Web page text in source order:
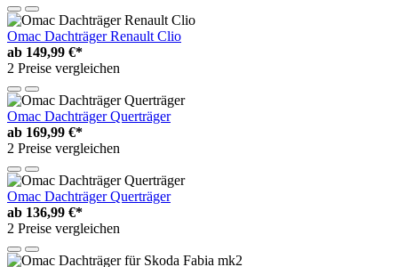
Omac Dachträger Renault Clio
ab 149,99 €*
2 Preise vergleichen
Omac Dachträger Querträger
ab 169,99 €*
2 Preise vergleichen
Omac Dachträger Querträger
ab 136,99 €*
2 Preise vergleichen